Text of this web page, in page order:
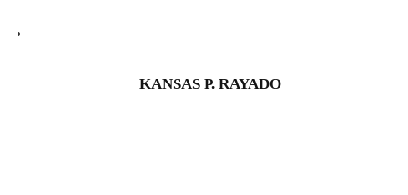
KANSAS P. RAYADO